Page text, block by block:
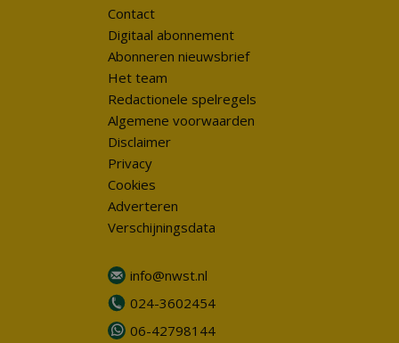
Contact
Digitaal abonnement
Abonneren nieuwsbrief
Het team
Redactionele spelregels
Algemene voorwaarden
Disclaimer
Privacy
Cookies
Adverteren
Verschijningsdata
info@nwst.nl
024-3602454
06-42798144